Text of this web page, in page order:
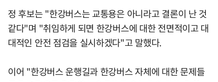
정 후보는 "한강버스는 교통용은 아니라고 결론이 난 것
같다"며 "취임하게 되면 한강버스에 대한 전면적이고 대
대적인 안전 점검을 실시하겠다"고 말했다.
이어 "한강버스 운행길과 한강버스 자체에 대한 문제들